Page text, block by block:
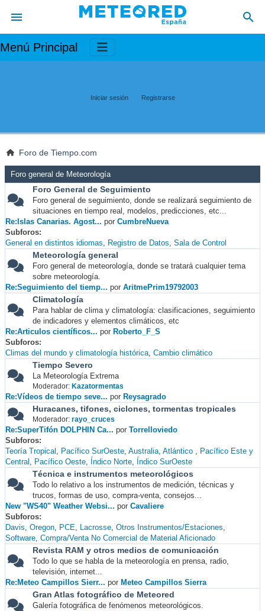
Menú Principal
Iniciar sesión Registrarse
Foro de Tiempo.com
Foro general de Meteorología
Foro General de Seguimiento
Foro general de seguimiento, donde se realizará seguimiento de
situaciones en tiempo real, modelos, predicciones, etc...
Re:Islas Canarias. Agost... por CumbreNueva
Subforos
General en distintos idiomas
Registro de Datos Sala de Control
Meteorología general
Foro general de meteorología, donde se tratará cualquier tema
sobre meteorología.
Re:Seguimiento del tiemp... por AritmePrim19792003
Climatología
Para hablar de clima y climatología: clasificaciones, seguimiento
de indicadores y elementos climáticos, etc
Re:Articulos científicos... por Roberto_F_S
Subforos
Climas del mundo y climatología histórica Cambio climático
Tiempo Severo
La Meteorología Extrema
Moderador: Kazatormentas
Re:Vídeos de tiempo seve... por Reysagrado
Huracanes, tifones, ciclones, tormentas tropicales
Moderador: rayo_cruces
Re:SuperTifón DOLPHIN Ca... por Torrelloviedo
Subforos
Teoría Tropical
Pacífico SurOeste Australia Atlántico
Pacífico Este y
Central
Pacífico Oeste Índico Norte Índico SurOeste
Técnica e instrumentos meteorológicos
Todo lo relativo a los instrumentos de medición, técnicas y
trucos, formas de uso, compra-venta, consejos...
New "WS40" Weather Websi... por Cavaliere
Subforos
Davis Oregon PCE Lacrosse Otros Instrumentos/Estaciones
Software Compra/Venta No Comercial de Material Aficionado
Revista RAM y otros medios de comunicación
Todo lo que se habla de la meteorología en prensa, radio,
televisión, internet...
Re:Meteo Campillos Sierr... por Meteo Campillos Sierra
Gran Atlas fotográfico de Meteored
Galería fotográfica de fenómenos meteorológicos.